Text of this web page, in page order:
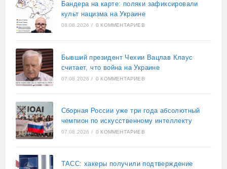
Бандера на карте: поляки зафиксировали
культ нацизма на Украине
08.08.2026 / 0 КОММЕНТАРИЕВ
Бывший президент Чехии Вацлав Клаус
считает, что война на Украине
07.08.2026 / 0 КОММЕНТАРИЕВ
Сборная России уже три года абсолютный
чемпион по искусственному интеллекту
07.08.2026 / 0 КОММЕНТАРИЕВ
ТАСС: хакеры получили подтверждение